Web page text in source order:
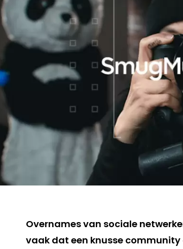
Overnames van sociale
vaak dat een knusse